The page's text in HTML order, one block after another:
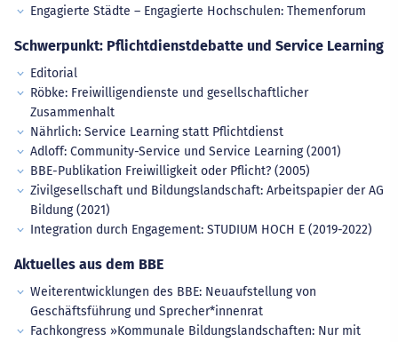
Engagierte Städte – Engagierte Hochschulen: Themenforum
Schwerpunkt: Pflichtdienstdebatte und Service Learning
Editorial
Röbke: Freiwilligendienste und gesellschaftlicher
Zusammenhalt
Nährlich: Service Learning statt Pflichtdienst
Adloff: Community-Service und Service Learning (2001)
BBE-Publikation Freiwilligkeit oder Pflicht? (2005)
Zivilgesellschaft und Bildungslandschaft: Arbeitspapier der AG
Bildung (2021)
Integration durch Engagement: STUDIUM HOCH E (2019-2022)
Aktuelles aus dem BBE
Weiterentwicklungen des BBE: Neuaufstellung von
Geschäftsführung und Sprecher*innenrat
Fachkongress »Kommunale Bildungslandschaften: Nur mit